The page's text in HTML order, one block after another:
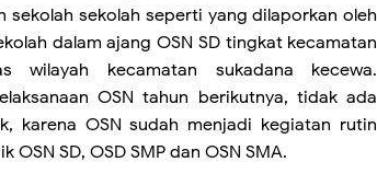
sekolah sekolah seperti yang dilaporkan oleh
dalam ajang OSN SD tingkat kecamatan
wilayah kecamatan sukadana kecewa.
OSN tahun berikutnya, tidak ada
karena OSN sudah menjadi kegiatan rutin
SD, OSD SMP dan OSN SMA.